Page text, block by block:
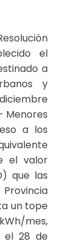
el
a
y
Menores
a los
el valor
que las
un tope
mes,
el 28 de